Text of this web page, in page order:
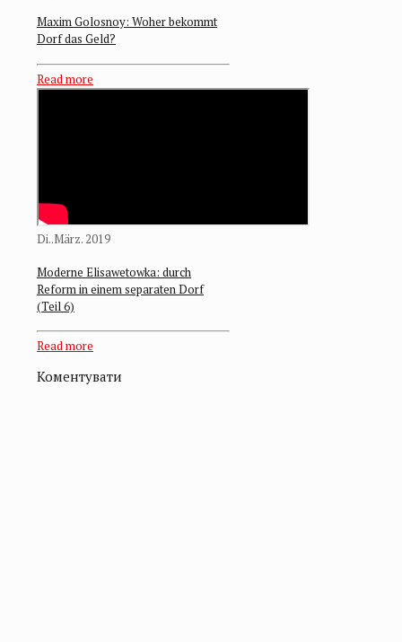
Maxim Golosnoy: Woher bekommt
Dorf das Geld?
Read more
Di..März. 2019
Moderne Elisawetowka: durch
Reform in einem separaten Dorf
(Teil 6)
Read more
Коментувати